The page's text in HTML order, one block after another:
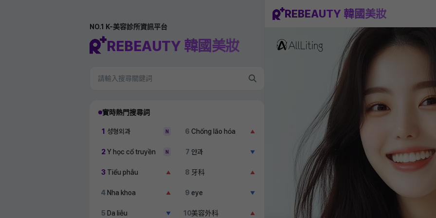
NO.1 K-美容診所資訊平台
REBEAUTY 韓國美妝
實時熱門搜尋詞
1 성형외과 N
2 Y học cổ truyền N
3 Tiểu phẫu ▲
4 Nha khoa ▲
5 Da liễu ▼
6 Chống lão hóa ▲
7 안과 ▼
8 牙科 ▲
9 eye ▼
10美容外科 ▲
REBEAUTY 韓國美妝